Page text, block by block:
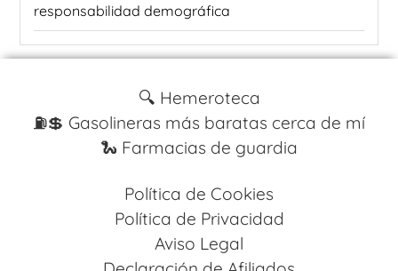
responsabilidad demográfica
🔍 Hemeroteca
⛽️💲 Gasolineras más baratas cerca de mí
🐍 Farmacias de guardia
Política de Cookies
Política de Privacidad
Aviso Legal